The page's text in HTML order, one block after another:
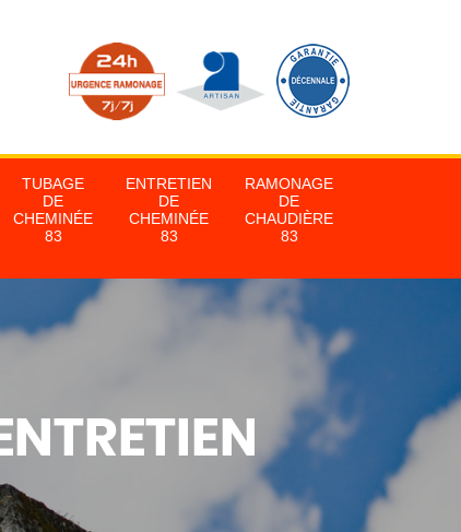
TUBAGE
DE
CHEMINÉE
83
ENTRETIEN
DE
CHEMINÉE
83
RAMONAGE
DE
CHAUDIÈRE
83